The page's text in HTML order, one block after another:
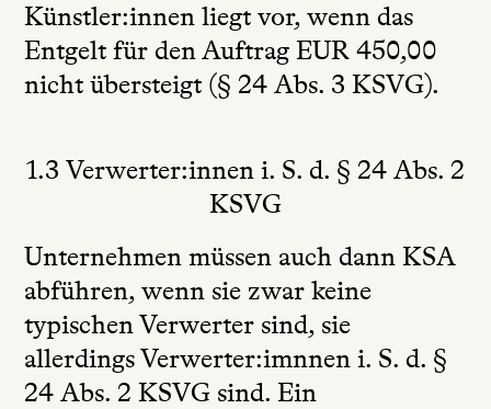
Künstler:innen liegt vor, wenn das
Entgelt für den Auftrag EUR 450,00
nicht übersteigt (§ 24 Abs. 3 KSVG).
1.3 Verwerter:innen i. S. d. § 24 Abs. 2
KSVG
Unternehmen müssen auch dann KSA
abführen, wenn sie zwar keine
typischen Verwerter sind, sie
allerdings Verwerter:imnnen i. S. d. §
24 Abs. 2 KSVG sind. Ein